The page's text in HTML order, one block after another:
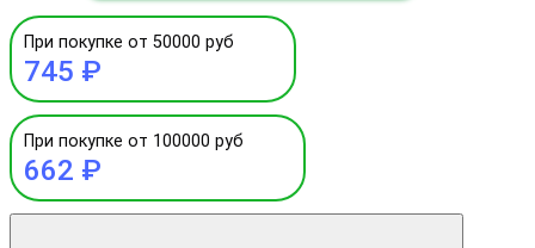
При покупке от 50000 руб
745 ₽
При покупке от 100000 руб
662 ₽